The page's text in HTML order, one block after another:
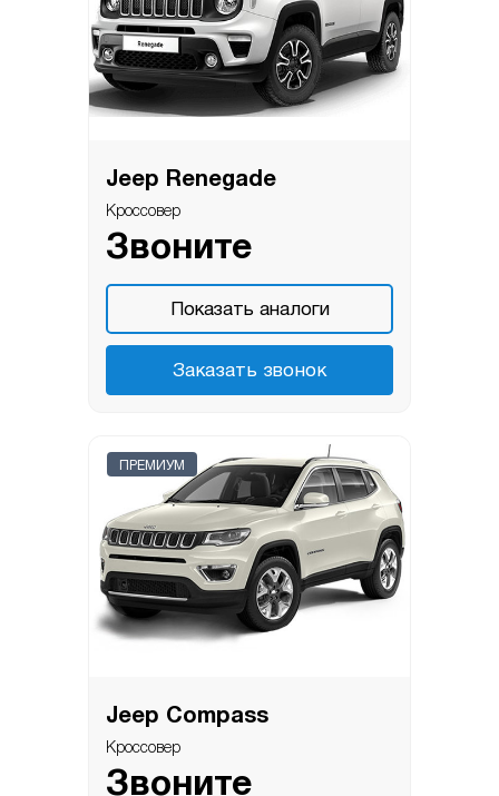
Jeep Renegade
Кроссовер
Звоните
Показать аналоги
Заказать звонок
ПРЕМИУМ
Jeep Compass
Кроссовер
Звоните